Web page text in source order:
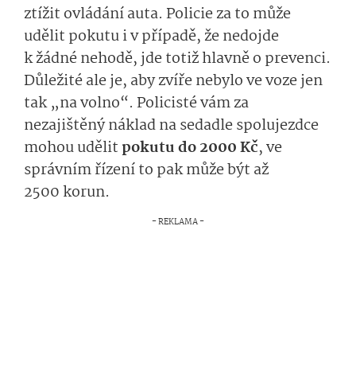
ztížit ovládání auta. Policie za to může
udělit pokutu i v případě, že nedojde
k žádné nehodě, jde totiž hlavně o prevenci.
Důležité ale je, aby zvíře nebylo ve voze jen
tak „na volno“. Policisté vám za
nezajištěný náklad na sedadle spolujezdce
mohou udělitpokutu do 2000 Kč, ve
správním řízení to pak může být až
2500 korun.